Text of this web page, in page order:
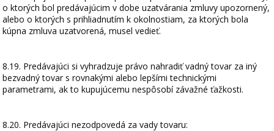
o ktorých bol predávajúcim v dobe uzatvárania zmluvy upozornený,
alebo o ktorých s prihliadnutím k okolnostiam, za ktorých bola
kúpna zmluva uzatvorená, musel vedieť.
8.19. Predávajúci si vyhradzuje právo nahradiť vadný tovar za iný
bezvadný tovar s rovnakými alebo lepšími technickými
parametrami, ak to kupujúcemu nespôsobí závažné ťažkosti.
8.20. Predávajúci nezodpovedá za vady tovaru: